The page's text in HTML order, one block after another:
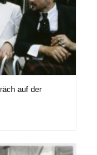
auf der